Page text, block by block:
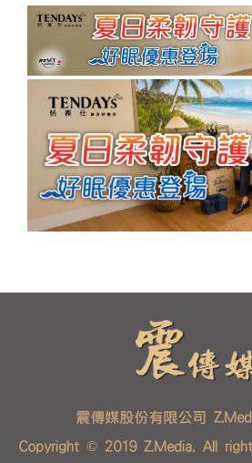
震傳媒股份有限公司
Copyright © 2019 Z.Media. All